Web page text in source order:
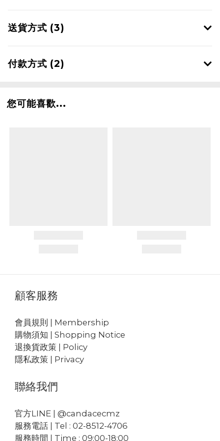
送貨方式 (3)
付款方式 (2)
您可能喜歡...
顧客服務
會員規則 | Membership
購物須知 | Shopping Notice
退換貨政策 | Policy
隱私政策 | Privacy
聯絡我們
官方LINE | @candacecmz
服務電話 | Tel : 02-8512-4706
服務時間 | Time : 09:00-18:00